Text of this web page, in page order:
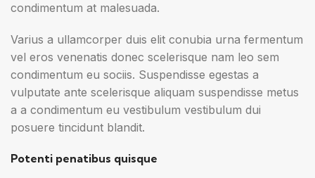
condimentum at malesuada.
Varius a ullamcorper duis elit conubia urna fermentum
vel eros venenatis donec scelerisque nam leo sem
condimentum eu sociis. Suspendisse egestas a
vulputate ante scelerisque aliquam suspendisse metus
a a condimentum eu vestibulum vestibulum dui
posuere tincidunt blandit.
Potenti penatibus quisque